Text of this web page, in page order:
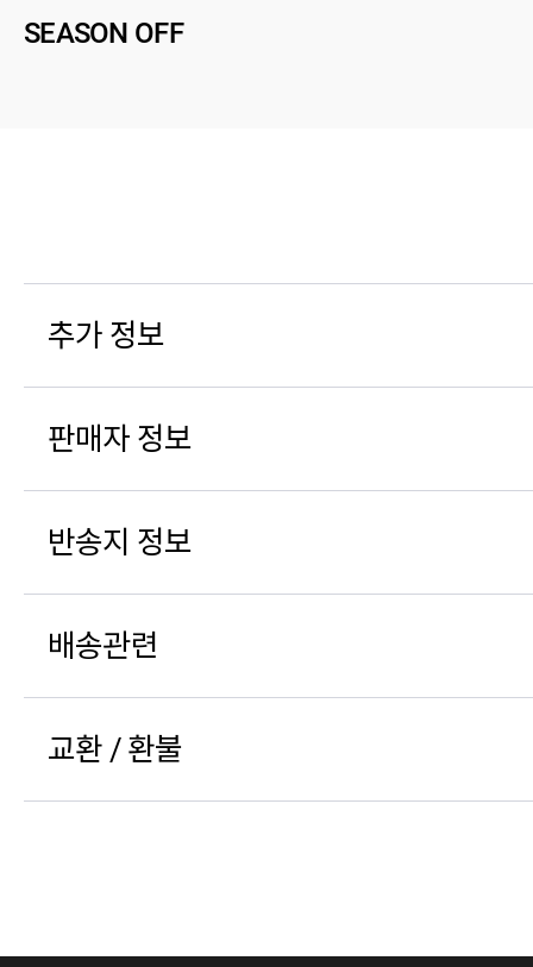
SEASON OFF
추가 정보
판매자 정보
반송지 정보
배송관련
교환 / 환불